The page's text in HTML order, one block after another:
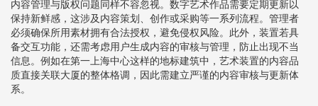
内容管理与版权问题同样不容忽视。数字艺术作品需要定期更新以
保持新鲜感，这涉及内容策划、创作或采购等一系列流程。管理者
必须确保所用素材拥有合法授权，避免侵权风险。此外，装置若具
备交互功能，还需考虑用户生成内容的审核与管理，防止出现不当
信息。例如在第一上海中心这样的地标建筑中，艺术装置的内容品
质直接关联大厦的整体格调，因此需建立严谨的内容审核与更新体
系。